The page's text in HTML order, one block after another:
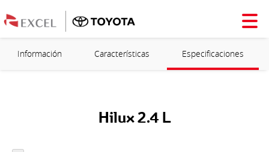
Información Características Especificaciones
Hilux 2.4 L